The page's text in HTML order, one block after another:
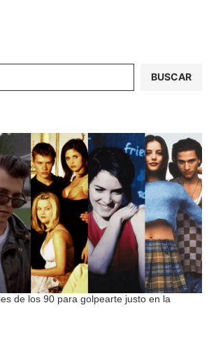
BUSCAR
de los 90 para golpearte justo en la